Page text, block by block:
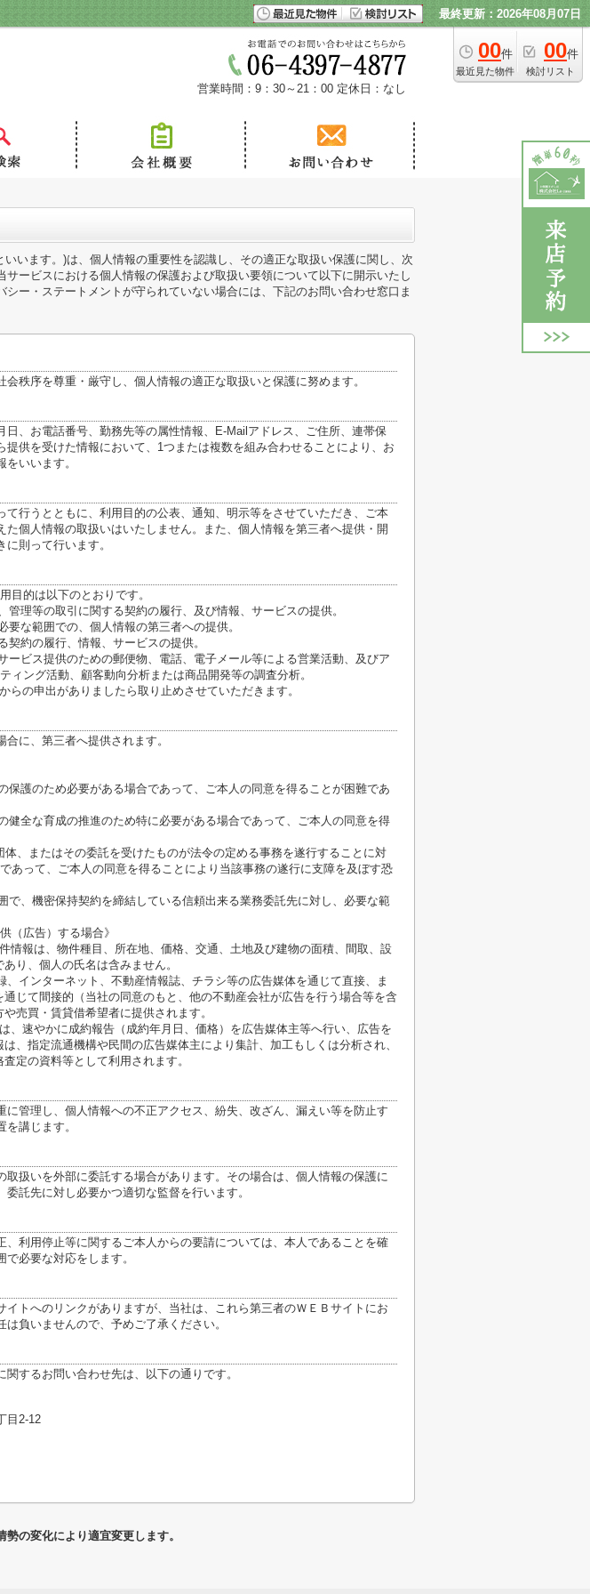
最終更新：2026年08月07日
00件
最近見た物件
00件
検討リスト
営業時間：9：30～21：00 定休日：なし
いいます。)は、個人情報の重要性を認識し、その適正な取扱い保護に関し、次
ービスにおける個人情報の保護および取扱い要領について以下に開示いたし
シー・ステートメントが守られていない場合には、下記のお問い合わせ窓口ま
秩序を尊重・厳守し、個人情報の適正な取扱いと保護に努めます。
日、お電話番号、勤務先等の属性情報、E-Mailアドレス、ご住所、連帯保
提供を受けた情報において、1つまたは複数を組み合わせることにより、お
いいます。
て行うとともに、利用目的の公表、通知、明示等をさせていただき、ご本
た個人情報の取扱いはいたしません。また、個人情報を第三者へ提供・開
則って行います。
目的は以下のとおりです。
管理等の取引に関する契約の履行、及び情報、サービスの提供。
要な範囲での、個人情報の第三者への提供。
契約の履行、情報、サービスの提供。
ービス提供のための郵便物、電話、電子メール等による営業活動、及びア
ィング活動、顧客動向分析または商品開発等の調査分析。
らの申出がありましたら取り止めさせていただきます。
に、第三者へ提供されます。
保護のため必要がある場合であって、ご本人の同意を得ることが困難であ
健全な育成の推進のため特に必要がある場合であって、ご本人の同意を得
体、またはその委託を受けたものが法令の定める事務を遂行することに対
あって、ご本人の同意を得ることにより当該事務の遂行に支障を及ぼす恐
で、機密保持契約を締結している信頼出来る業務委託先に対し、必要な範
（広告）する場合》
情報は、物件種目、所在地、価格、交通、土地及び建物の面積、間取、設
り、個人の氏名は含みません。
、インターネット、不動産情報誌、チラシ等の広告媒体を通じて直接、ま
通じて間接的（当社の同意のもと、他の不動産会社が広告を行う場合等を含
売買・賃貸借希望者に提供されます。
、速やかに成約報告（成約年月日、価格）を広告媒体主等へ行い、広告を
、指定流通機構や民間の広告媒体主により集計、加工もしくは分析され、
定の資料等として利用されます。
に管理し、個人情報への不正アクセス、紛失、改ざん、漏えい等を防止す
講じます。
取扱いを外部に委託する場合があります。その場合は、個人情報の保護に
託先に対し必要かつ適切な監督を行います。
、利用停止等に関するご本人からの要請については、本人であることを確
必要な対応をします。
イトへのリンクがありますが、当社は、これら第三者のＷＥＢサイトにお
負いませんので、予めご了承ください。
するお問い合わせ先は、以下の通りです。
目2-12
の変化により適宜変更します。